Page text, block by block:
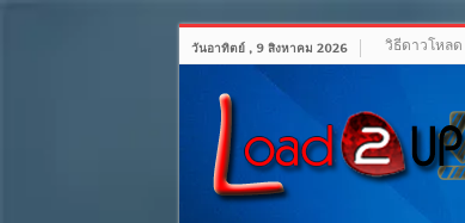
วันอาทิตย์ , 9 สิงหาคม 2026 วิธีดาวโหลด